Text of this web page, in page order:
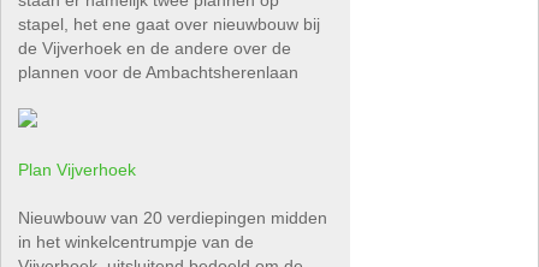
stapel, het ene gaat over nieuwbouw bij
de Vijverhoek en de andere over de
plannen voor de Ambachtsherenlaan
Plan Vijverhoek
Nieuwbouw van 20 verdiepingen midden
in het winkelcentrumpje van de